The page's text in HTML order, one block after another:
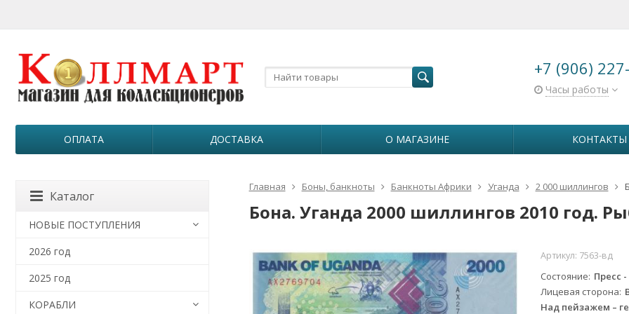
+7 (906)
Часы работы
ОПЛАТА ДОСТАВКА О МАГАЗИНЕ КОНТАКТЫ
Главная Боны, банкноты Банкноты Африки Уганда 2 000 шиллингов
Бона. Уганда 2000 шиллингов 2010 год.
Артикул: 7563-вд
Состояние Пресс -
Лицевая сторона
Над пейзажем –
Каталог
НОВЫЕ ПОСТУПЛЕНИЯ
2026 год
2025 год
КОРАБЛИ